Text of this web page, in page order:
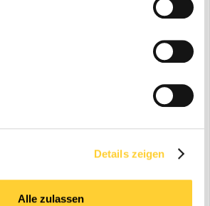
Details zeigen
Alle zulassen